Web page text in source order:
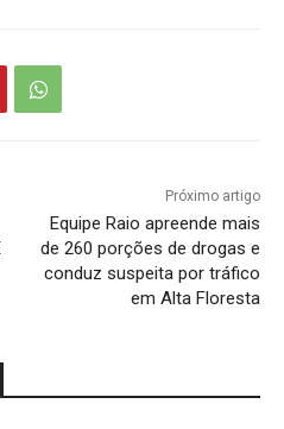
Próximo artigo
Equipe Raio apreende mais
de 260 porções de drogas e
conduz suspeita por tráfico
em Alta Floresta